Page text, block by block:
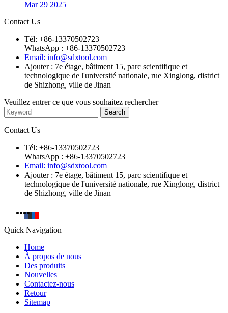
Mar 29 2025
Contact Us
Tél: +86-13370502723
WhatsApp : +86-13370502723
Email: info@sdxtool.com
Ajouter : 7e étage, bâtiment 15, parc scientifique et
technologique de l'université nationale, rue Xinglong, district
de Shizhong, ville de Jinan
Veuillez entrer ce que vous souhaitez rechercher
Contact Us
Tél: +86-13370502723
WhatsApp : +86-13370502723
Email: info@sdxtool.com
Ajouter : 7e étage, bâtiment 15, parc scientifique et
technologique de l'université nationale, rue Xinglong, district
de Shizhong, ville de Jinan
Quick Navigation
Home
À propos de nous
Des produits
Nouvelles
Contactez-nous
Retour
Sitemap